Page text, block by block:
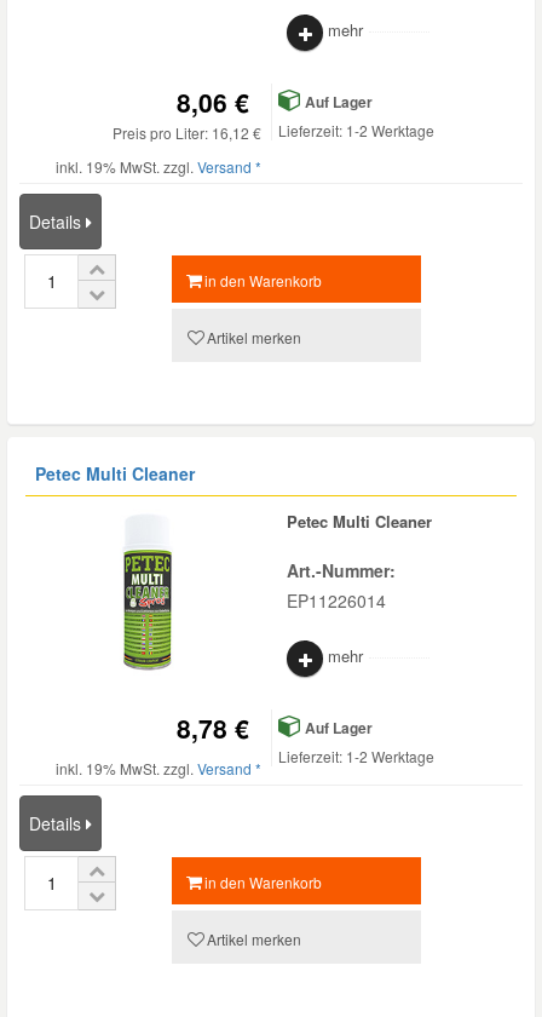
mehr
8,06 €
Preis pro Liter: 16,12 €
inkl. 19% MwSt. zzgl. Versand *
Auf Lager
Lieferzeit: 1-2 Werktage
Details
in den Warenkorb
Artikel merken
Petec Multi Cleaner
Petec Multi Cleaner
Art.-Nummer:
EP11226014
mehr
8,78 €
inkl. 19% MwSt. zzgl. Versand *
Auf Lager
Lieferzeit: 1-2 Werktage
Details
in den Warenkorb
Artikel merken